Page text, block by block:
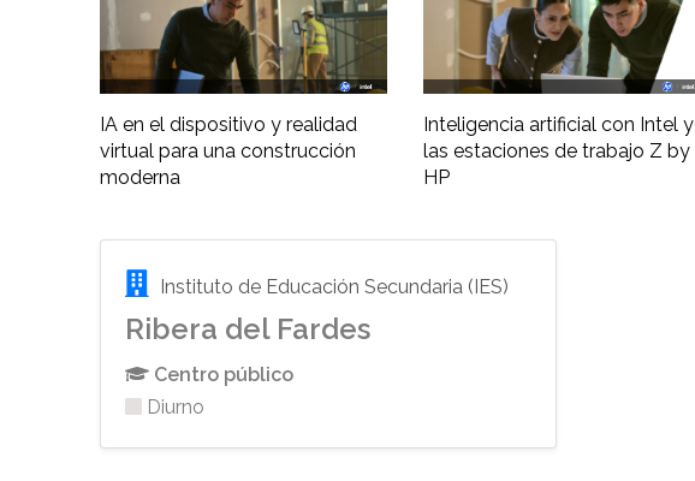
IA en el dispositivo y realidad
virtual para una construcción
moderna
Inteligencia artificial con Intel y
las estaciones de trabajo Z by
HP
Instituto de Educación Secundaria (IES)
Ribera del Fardes
Centro público
Diurno